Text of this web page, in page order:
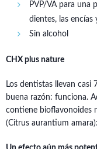
PVP/VA para una
dientes, las encías
Sin alcohol
CHX plus nature
Los dentistas llevan casi
buena razón: funciona.
contiene bioflavonoides
(Citrus aurantium